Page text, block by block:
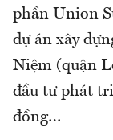
phần Union
dự án xây
Niệm (quận
đầu tư phát
đồng…